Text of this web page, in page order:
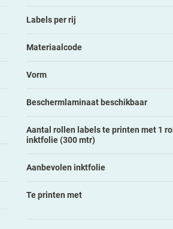
Labels per rij
Materiaalcode
Vorm
Beschermlaminaat beschikbaar
Aantal rollen labels te printen met 1 rol
inktfolie (300 mtr)
Aanbevolen inktfolie
Te printen met